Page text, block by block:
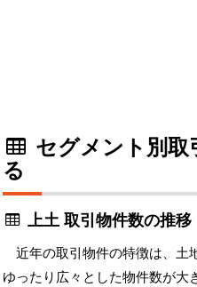
セグメント別取
る
上土 取引物件数の推
近年の取引物件の特徴は、土
ゆったり広々とした物件数が大